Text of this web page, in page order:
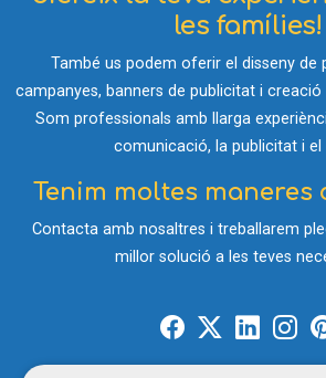
les famílies!
També us podem oferir el disseny de
campanyes, banners de publicitat i
Som professionals amb llarga
comunicació, la publicitat i el
Tenim moltes maneres
Contacta amb nosaltres i treballarem
millor solució a les teves